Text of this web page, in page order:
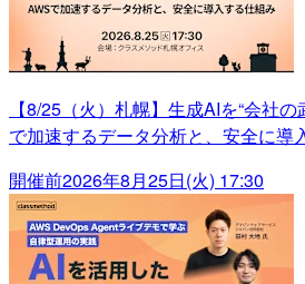
【8/25（火）札幌】生成AIを“会社
で加速するデータ分析と、安全に導
開催前2026年8月25日(火) 17:30